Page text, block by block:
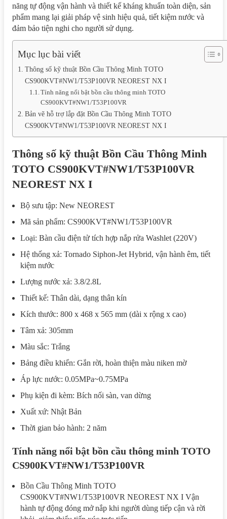
năng tự động vận hành và thiết kế kháng khuẩn toàn diện, sản
phẩm mang lại giải pháp vệ sinh hiệu quả, tiết kiệm nước và
đảm bảo tiện nghi cho người sử dụng.
Mục lục bài viết
Thông số kỹ thuật Bồn Cầu Thông Minh TOTO
CS900KVT#NW1/T53P100VR NEOREST NX I
Tính năng nổi bật bồn cầu thông minh TOTO
CS900KVT#NW1/T53P100VR
Bản vẽ hỗ trợ lắp đặt Bồn Cầu Thông Minh TOTO
CS900KVT#NW1/T53P100VR NEOREST NX I
Thông số kỹ thuật Bồn Cầu Thông Minh
TOTO CS900KVT#NW1/T53P100VR
NEOREST NX I
Bộ sưu tập: New NEOREST
Mã sản phẩm: CS900KVT#NW1/T53P100VR
Loại: Bàn cầu điện tử tích hợp nắp rửa Washlet (220V)
Hệ thống xả: Tornado Siphon-Jet Hybrid, vận hành êm, tiết
kiệm nước
Lượng nước xả: 3.8/2.8L
Thiết kế: Thân dài, dạng thân kín
Kích thước: 800 x 468 x 565 mm (dài x rộng x cao)
Tâm xả: 305mm
Màu sắc: Trắng
Bảng điều khiển: Gắn rời, hoàn thiện màu niken mờ
Áp lực nước: 0.05MPa~0.75MPa
Phụ kiện đi kèm: Bích nối sàn, van dừng
Xuất xứ: Nhật Bản
Thời gian bảo hành: 2 năm
Tính năng nổi bật bồn cầu thông minh TOTO
CS900KVT#NW1/T53P100VR
Bồn Cầu Thông Minh TOTO
CS900KVT#NW1/T53P100VR NEOREST NX I Vận
hành tự động đóng mở nắp khi người dùng tiếp cận và rời